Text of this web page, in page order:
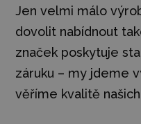
Jen velmi málo
dovolit nabídnout
značek poskytuje
záruku – my jdeme
věříme kvalitě